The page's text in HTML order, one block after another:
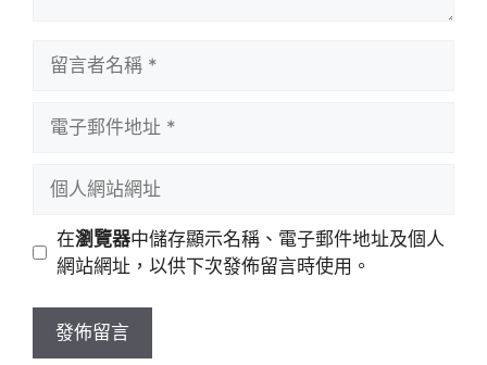
址
站
址
在瀏覽器中儲存顯示名稱、電子郵件地址及個人
網站網址，以供下次發佈留言時使用。